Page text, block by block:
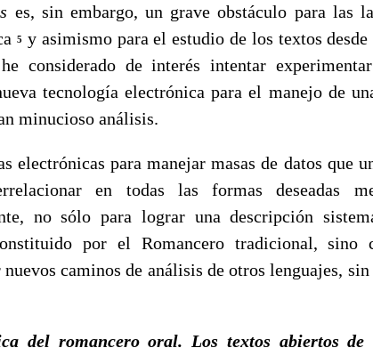
es, sin embargo, un grave obstáculo para las
5 y asimismo para el estudio de los textos
considerado de interés intentar
tecnología electrónica para el manejo de
minucioso análisis.
para manejar masas de datos que
en todas las formas deseadas
no sólo para lograr una descripción
por el Romancero tradicional, sino
caminos de análisis de otros lenguajes,
del romancero oral. Los textos abiertos de